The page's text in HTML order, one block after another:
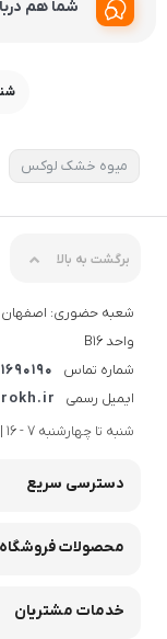
شما هم
میوه خشک لوکس
برگشت به بالا
شعبه حضوری: اصفهان ،
واحد B16
شماره تماس
ایمیل رسمی
شنبه تا چهارشنبه 7 - 16 | پنجشنبه 7 - 13
دسترسی سریع
محصولات فروشگاه
خدمات مشتریان